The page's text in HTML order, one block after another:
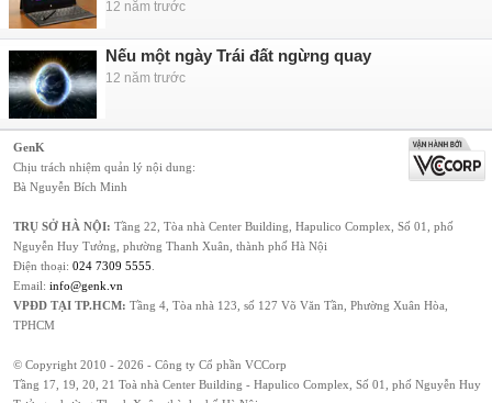
12 năm trước
Nếu một ngày Trái đất ngừng quay
12 năm trước
GenK
Chịu trách nhiệm quản lý nội dung:
Bà Nguyễn Bích Minh
TRỤ SỞ HÀ NỘI: Tầng 22, Tòa nhà Center Building, Hapulico Complex, Số 01, phố
Nguyễn Huy Tưởng, phường Thanh Xuân, thành phố Hà Nội
Điện thoại: 024 7309 5555
Email: info@genk.vn
VPĐD TẠI TP.HCM: Tầng 4, Tòa nhà 123, số 127 Võ Văn Tần, Phường Xuân Hòa,
TPHCM
© Copyright 2010 - 2026 - Công ty Cổ phần VCCorp
Tầng 17, 19, 20, 21 Toà nhà Center Building - Hapulico Complex, Số 01, phố Nguyễn Huy